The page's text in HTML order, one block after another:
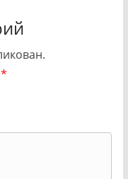
*